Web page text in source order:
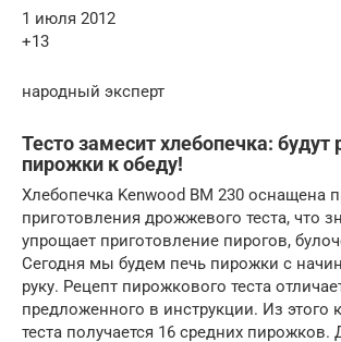
1 июля 2012
+13
народный эксперт
Тесто замесит хлебопечка:
пирожки к обеду!
Хлебопечка Kenwood BM 230 оснащена
приготовления дрожжевого теста, что
упрощает приготовление пирогов,
Сегодня мы будем печь пирожки с
руку. Рецепт пирожкового теста
предложенного в инструкции. Из этого
теста получается 16 средних пирожков.